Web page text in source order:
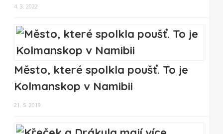
4. 3. 2022
Město, které spolkla poušť. To je
Kolmanskop v Namibii
21. 5. 2019